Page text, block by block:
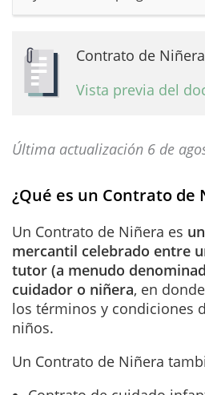
Contrato de Niñera
Vista previa del
Última actualización 6 de
¿Qué es un Contrato de
Un Contrato de Niñera es
mercantil celebrado entre
tutor (a menudo
cuidador o niñera, en
los términos y condiciones
niños.
Un Contrato de Niñera